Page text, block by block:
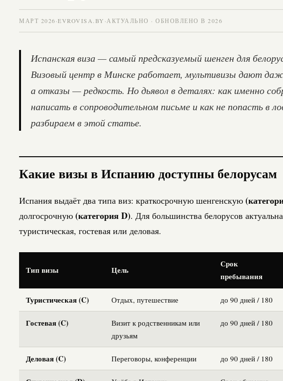
МАРТ 2026·EVROVISA.BY ·АКТУАЛЬНО · ОБНОВЛЕНО В 2026
Испанская виза — самый предсказуемый шенген для
Визовый центр в Минске работает, мультивизы дают
а отказы — редкость. Но дьявол в деталях: как именно
написать в сопроводительном письме и как не попасть в
разбираем в этой статье.
Какие визы в Испанию доступны белорусам
Испания выдаёт два типа виз: краткосрочную шенгенскую
долгосрочную (категория D). Для большинства белорусов
туристическая, гостевая или деловая.
Тип визы Цель
Срок
пребывания
Туристическая (C) Отдых, путешествие до 90 дней / 180
Гостевая (C)
Визит к родственникам или
друзьям
до 90 дней / 180
Деловая (C) Переговоры, конференции до 90 дней / 180